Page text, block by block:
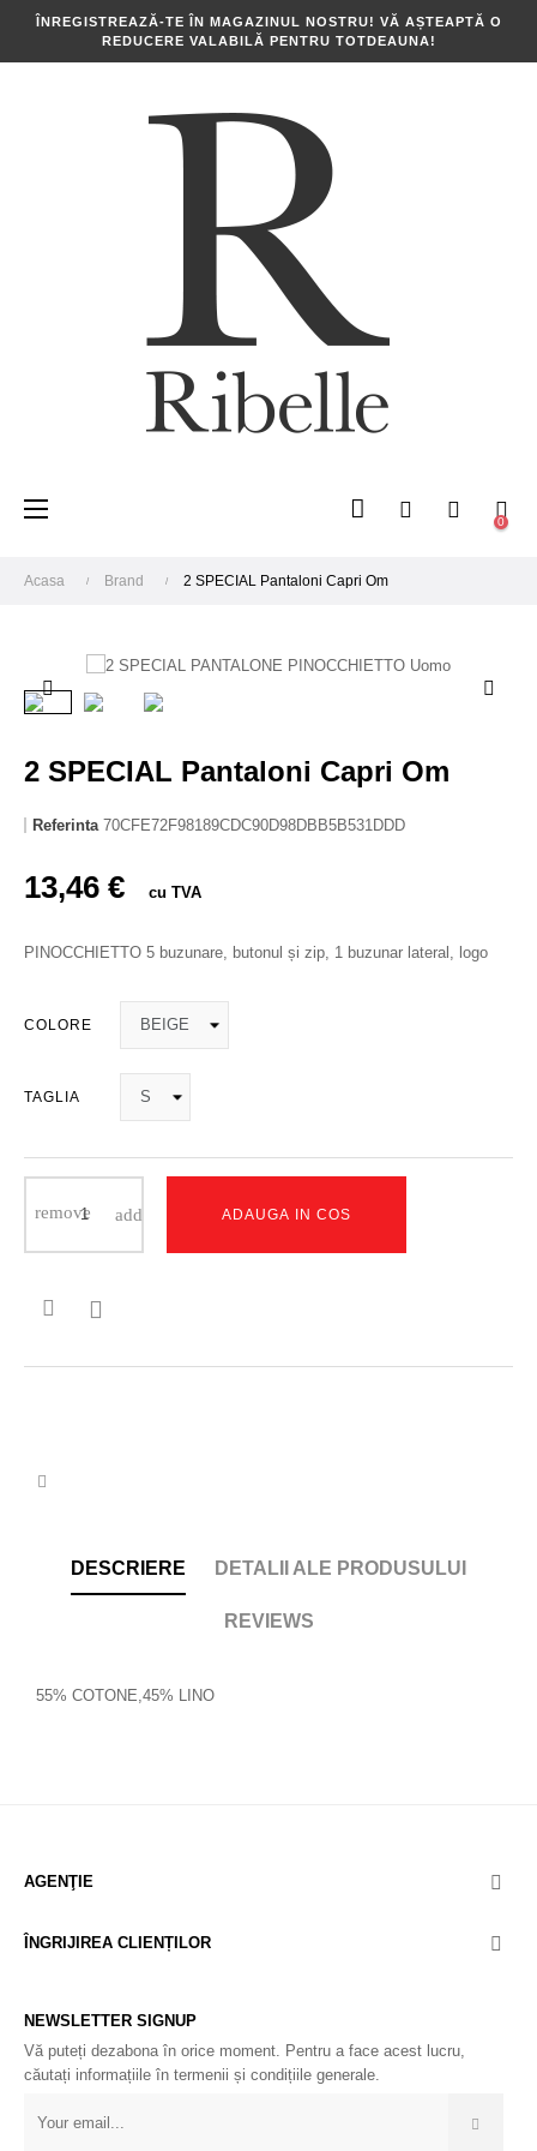
ÎNREGISTREAZĂ-TE ÎN MAGAZINUL NOSTRU! VĂ AȘTEAPTĂ O
REDUCERE VALABILĂ PENTRU TOTDEAUNA!
Toggle
☰ 0
Acasa Brand 2 SPECIAL Pantaloni Capri Om
2 SPECIAL Pantaloni Capri Om
Referinta 70CFE72F98189CDC90D98DBB5B531DDD
13,46 € cu TVA
PINOCCHIETTO 5 buzunare, butonul și zip, 1 buzunar lateral, logo
COLORE
TAGLIA
ADAUGA IN COS

DESCRIERE DETALII ALE PRODUSULUI
REVIEWS
55% COTONE,45% LINO
AGENŢIE 
ÎNGRIJIREA CLIENȚILOR 
NEWSLETTER SIGNUP
Vă puteți dezabona în orice moment. Pentru a face acest lucru,
căutați informațiile în termenii și condițiile generale.